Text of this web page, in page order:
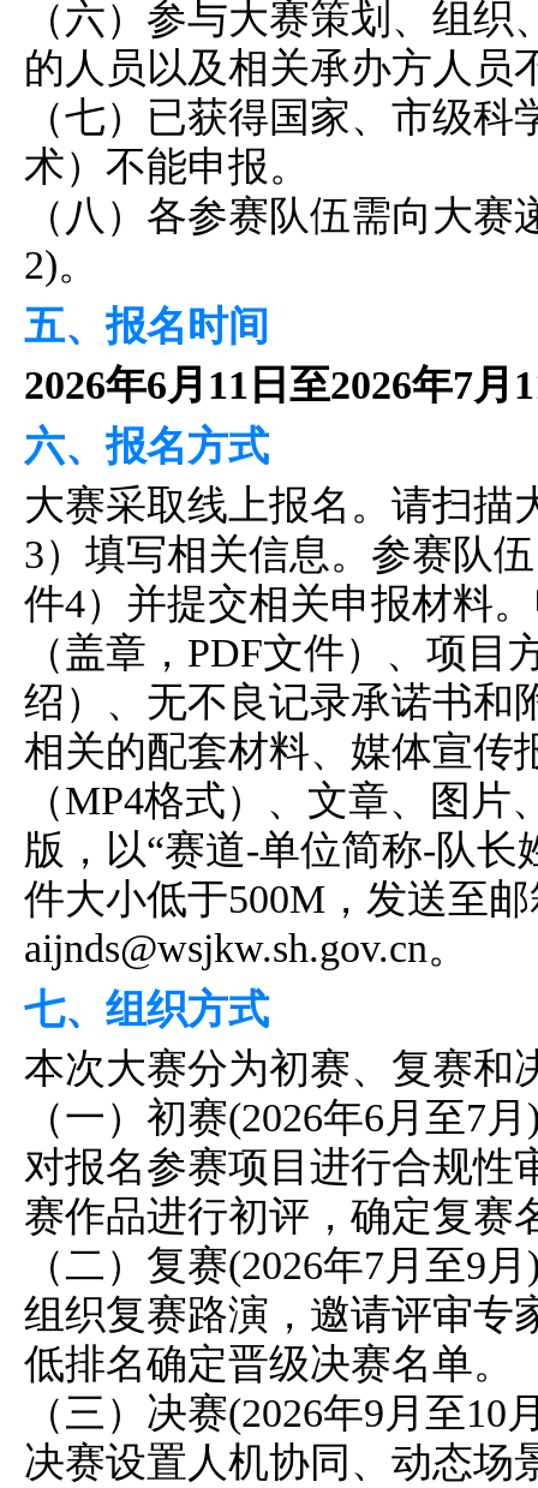
（六）参与大赛策划、组
的人员以及相关承办方人员
（七）已获得国家、市级
术）不能申报。
（八）各参赛队伍需向大
2)。
五、报名时间
2026年6月11日至2026年7月
六、报名方式
大赛采取线上报名。请扫描
3）填写相关信息。参赛队
件4）并提交相关申报材料
（盖章，PDF文件）、项目
绍）、无不良记录承诺书和
相关的配套材料、媒体宣传
（MP4格式）、文章、图
版，以“赛道-单位简称-队
件大小低于500M，发送至
aijnds@wsjkw.sh.gov.cn。
七、组织方式
本次大赛分为初赛、复赛和
（一）初赛(2026年6月至7月
对报名参赛项目进行合规性
赛作品进行初评，确定复赛
（二）复赛(2026年7月至9月
组织复赛路演，邀请评审专
低排名确定晋级决赛名单。
（三）决赛(2026年9月至10
决赛设置人机协同、动态场